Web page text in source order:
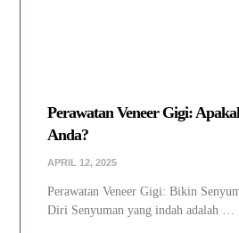
Perawatan Veneer Gigi:
Anda?
APRIL 12, 2025
Perawatan Veneer Gigi: Bikin
Diri Senyuman yang indah adalah …